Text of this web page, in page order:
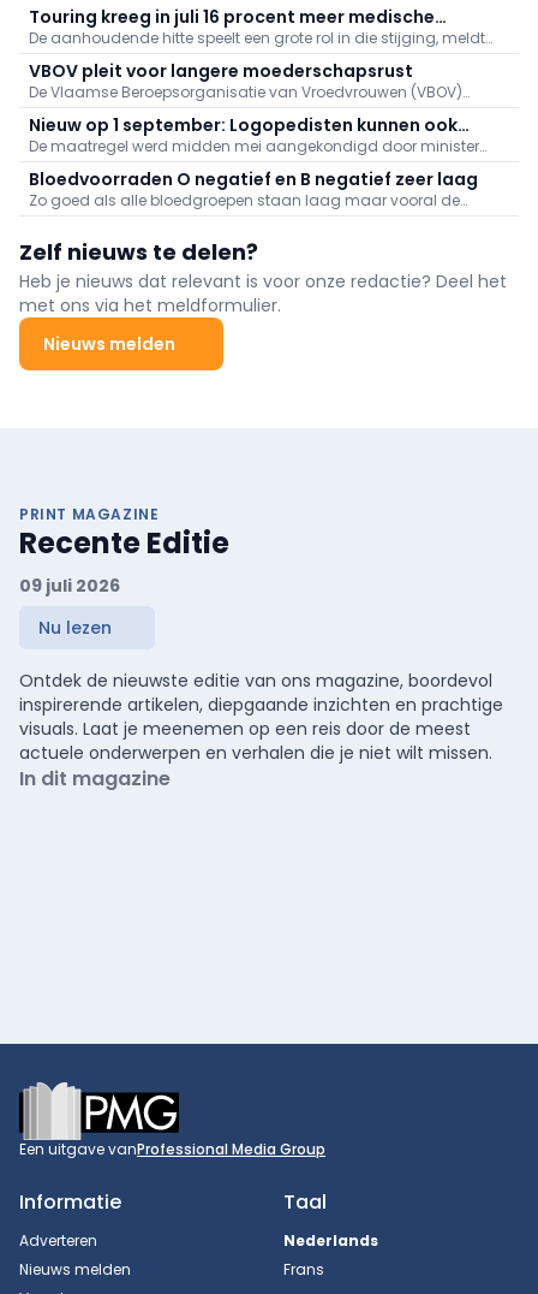
Touring kreeg in juli 16 procent meer medische
dossiers binnen: "Hitte speelt grote rol"
De aanhoudende hitte speelt een grote rol in die stijging, meldt
Touring. Er kwamen daarnaast veel oproepen binnen naar
aanleiding van de bosbranden in het zuiden van Europa.
VBOV pleit voor langere moederschapsrust
De Vlaamse Beroepsorganisatie van Vroedvrouwen (VBOV)
vraagt de federale overheid om de moederschapsrust uit te
breiden tot minstens zes maanden na de bevalling.
Nieuw op 1 september: Logopedisten kunnen ook
videoconsultaties aanbieden
De maatregel werd midden mei aangekondigd door minister
van Volksgezondheid Frank Vandenbroucke (Vooruit).
Bloedvoorraden O negatief en B negatief zeer laag
Zo goed als alle bloedgroepen staan laag maar vooral de
voorraden aan O negatief en B negatief baren zorgen.
Zelf nieuws te delen?
Heb je nieuws dat relevant is voor onze redactie? Deel het
met ons via het meldformulier.
Nieuws melden
PRINT MAGAZINE
Recente Editie
09 juli 2026
Nu lezen
Ontdek de nieuwste editie van ons magazine, boordevol
inspirerende artikelen, diepgaande inzichten en prachtige
visuals. Laat je meenemen op een reis door de meest
actuele onderwerpen en verhalen die je niet wilt missen.
In dit magazine
Footer
Een uitgave vanProfessional Media Group
Informatie
Adverteren
Nieuws melden
Taal
Nederlands
Frans